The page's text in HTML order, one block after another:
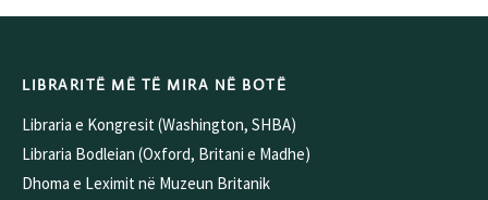
LIBRARITË MË TË MIRA NË BOTË
Libraria e Kongresit (Washington, SHBA)
Libraria Bodleian (Oxford, Britani e Madhe)
Dhoma e Leximit në Muzeun Britanik